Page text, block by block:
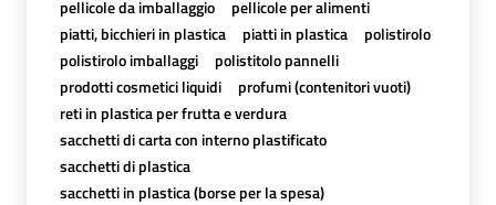
pellicole da imballaggio
pellicole per alimenti
piatti, bicchieri in plastica
piatti in plastica
polistirolo
polistirolo imballaggi
polistitolo pannelli
prodotti cosmetici liquidi
profumi (contenitori vuoti)
reti in plastica per frutta e verdura
sacchetti di carta con interno plastificato
sacchetti di plastica
sacchetti in plastica (borse per la spesa)